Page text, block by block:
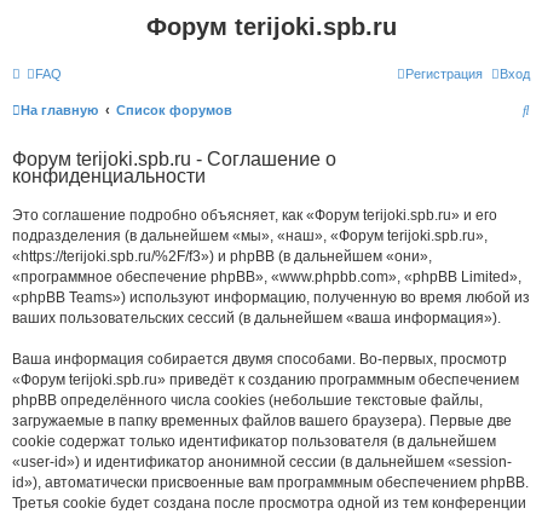
Форум terijoki.spb.ru
FAQ Вход
Регистрация
На главную Список форумов
П
Форум terijoki.spb.ru - Соглашение о
конфиденциальности
Это соглашение подробно объясняет, как «Форум terijoki.spb.ru» и его
подразделения (в дальнейшем «мы», «наш», «Форум terijoki.spb.ru»,
«https://terijoki.spb.ru/%2F/f3») и phpBB (в дальнейшем «они»,
«программное обеспечение phpBB», «www.phpbb.com», «phpBB Limited»,
«phpBB Teams») используют информацию, полученную во время любой из
ваших пользовательских сессий (в дальнейшем «ваша информация»).
Ваша информация собирается двумя способами. Во-первых, просмотр
«Форум terijoki.spb.ru» приведёт к созданию программным обеспечением
phpBB определённого числа cookies (небольшие текстовые файлы,
загружаемые в папку временных файлов вашего браузера). Первые две
cookie содержат только идентификатор пользователя (в дальнейшем
«user-id») и идентификатор анонимной сессии (в дальнейшем «session-
id»), автоматически присвоенные вам программным обеспечением phpBB.
Третья cookie будет создана после просмотра одной из тем конференции